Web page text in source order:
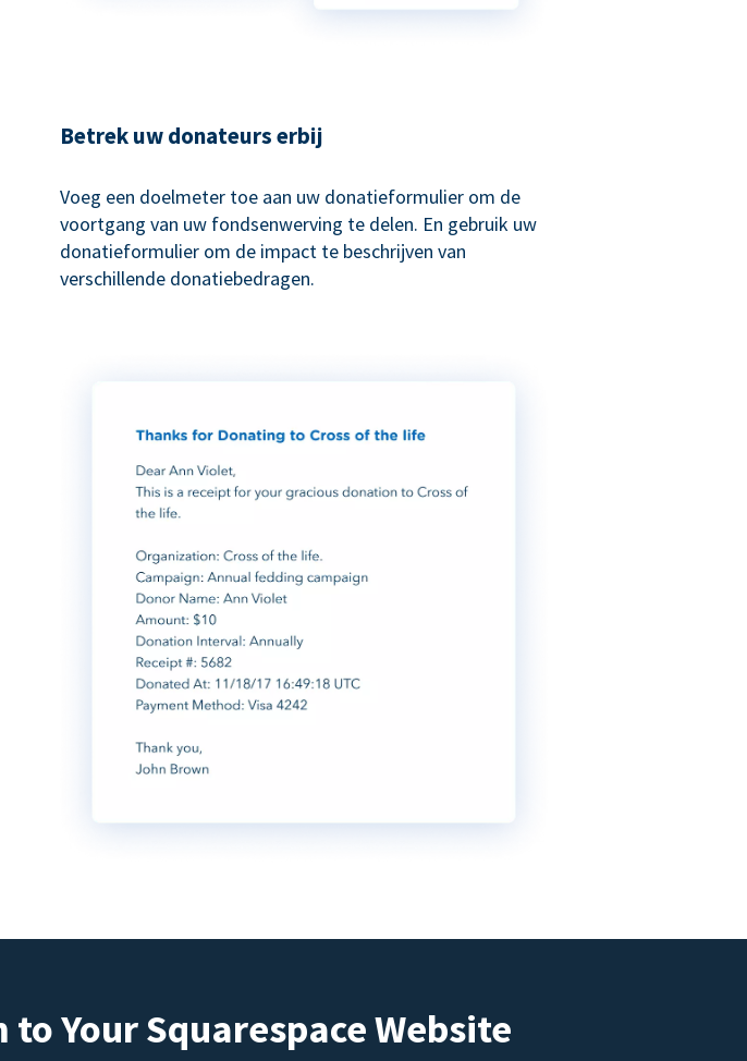
Betrek uw donateurs erbij
Voeg een doelmeter toe aan uw donatieformulier om de
voortgang van uw fondsenwerving te delen. En gebruik uw
donatieformulier om de impact te beschrijven van
verschillende donatiebedragen.
Your Squarespace Website